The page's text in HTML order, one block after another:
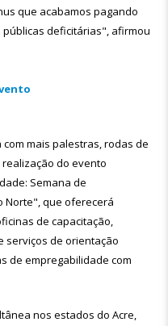
que acabamos pagando
deficitárias", afirmou
mais palestras, rodas de
do evento
Semana de
Norte", que oferecerá
de capacitação,
serviços de orientação
de empregabilidade com
nos estados do Acre,